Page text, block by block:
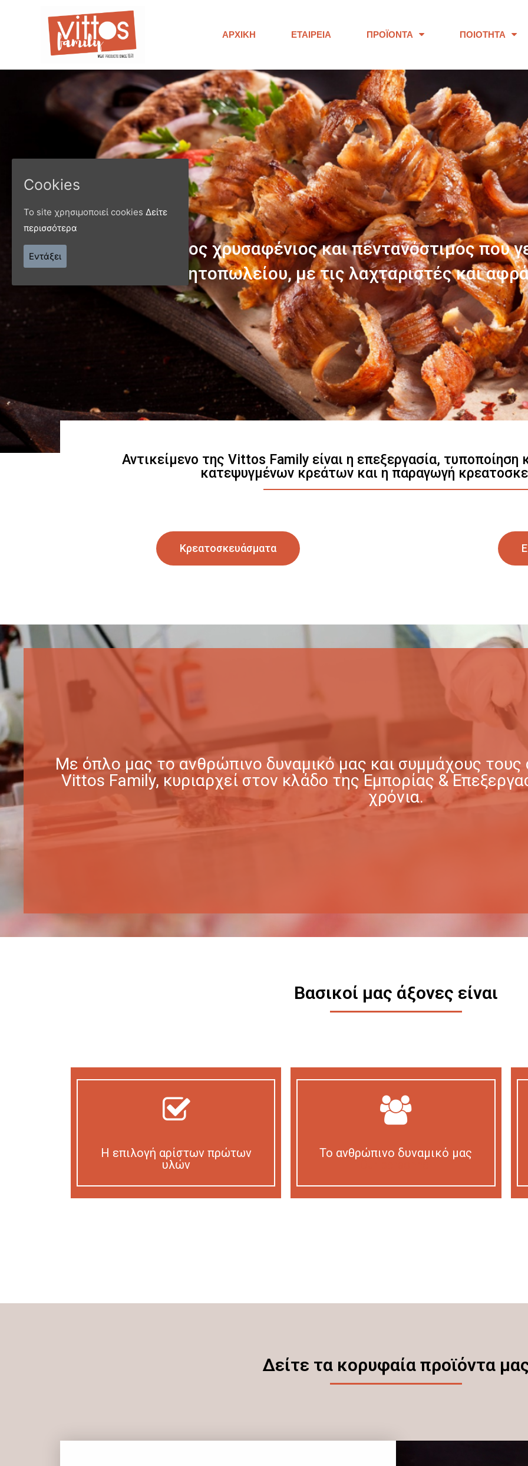
ΑΡΧΙΚΉ ΕΤΑΙΡΕΊΑ ΠΡΟΪΌΝΤΑ ΠΟΙΌΤΗΤΑ
ΠΑΝΩ ΑΠΟ 40 ΧΡΟΝΙΑ
Παράγουμε προϊόντα εξαιρετικής
Γνωρίστε μας
Αντικείμενο της Vittos Family είναι η επεξεργασία,
κατεψυγμένων κρεάτων και η παραγωγή
Κρεατοσκευάσματα
Με όπλο μας το ανθρώπινο δυναμικό μας και συμμάχους τους
Vittos Family, κυριαρχεί στον κλάδο της Εμπορίας &
χρόνια.
Βασικοί μας άξονες είναι
Η επιλογή αρίστων πρώτων
υλών
Το ανθρώπινο δυναμικό μας
Δείτε τα κορυφαία προϊόντα
Cookies
Το site χρησιμοποιεί cookies Δείτε
περισσότερα
Εντάξει